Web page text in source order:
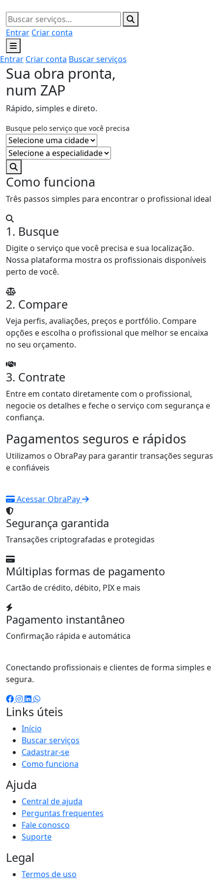
Entrar Criar conta
Entrar Criar conta Buscar serviços
Sua obra pronta,
num ZAP
Rápido, simples e direto.
Busque pelo serviço que você precisa
Como funciona
Três passos simples para encontrar o profissional ideal
1. Busque
Digite o serviço que você precisa e sua localização.
Nossa plataforma mostra os profissionais disponíveis
perto de você.
2. Compare
Veja perfis, avaliações, preços e portfólio. Compare
opções e escolha o profissional que melhor se encaixa
no seu orçamento.
3. Contrate
Entre em contato diretamente com o profissional,
negocie os detalhes e feche o serviço com segurança e
confiança.
Pagamentos seguros e rápidos
Utilizamos o ObraPay para garantir transações seguras
e confiáveis
Acessar ObraPay
Segurança garantida
Transações criptografadas e protegidas
Múltiplas formas de pagamento
Cartão de crédito, débito, PIX e mais
Pagamento instantâneo
Confirmação rápida e automática
Conectando profissionais e clientes de forma simples e
segura.
Links úteis
Início
Buscar serviços
Cadastrar-se
Como funciona
Ajuda
Central de ajuda
Perguntas frequentes
Fale conosco
Suporte
Legal
Termos de uso